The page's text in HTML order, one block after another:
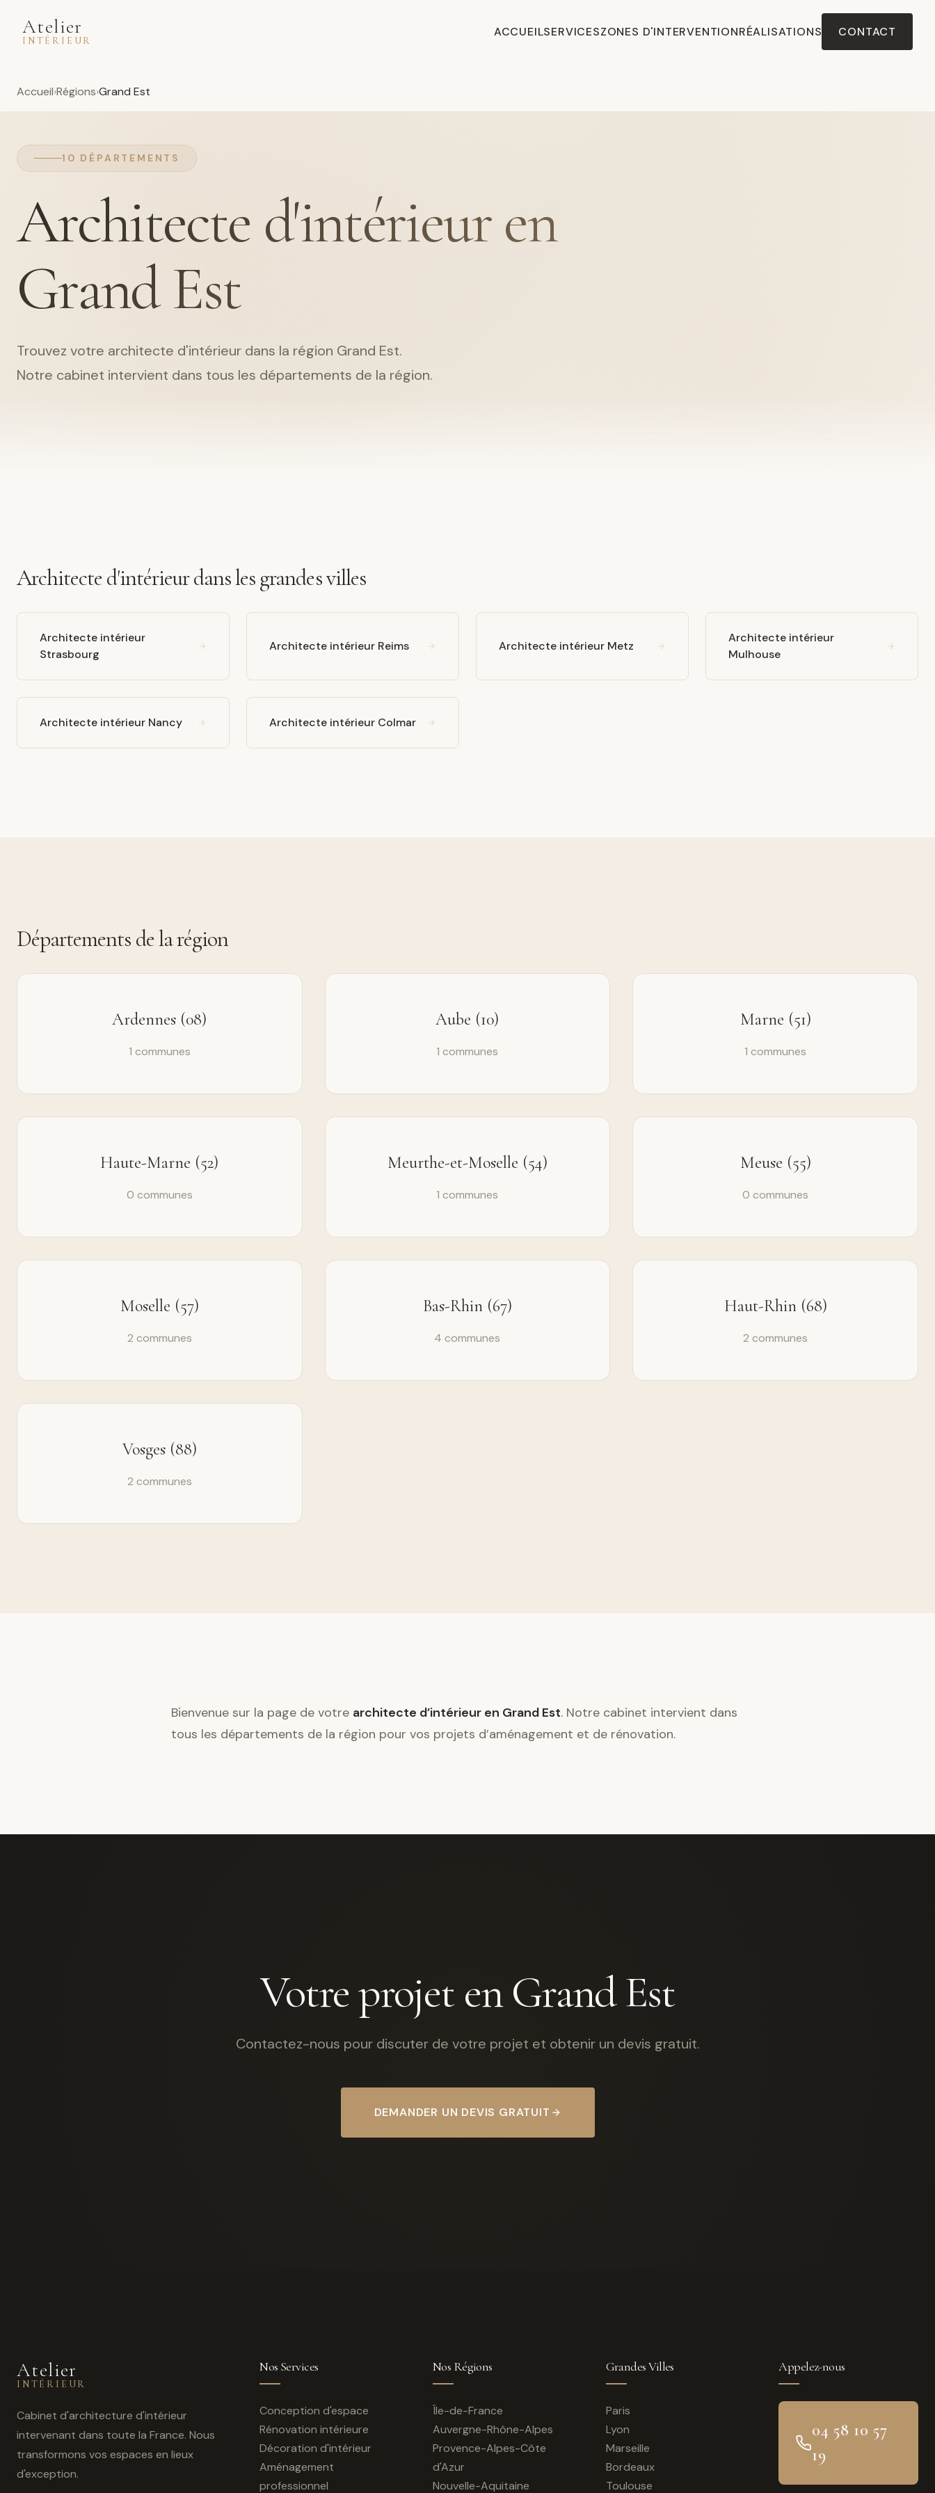
Atelier
INTÉRIEUR
ACCUEILSERVICESZONES D'INTERVENTIONRÉALISATIONS CONTACT
Accueil Régions Grand Est
10 DÉPARTEMENTS
Architecte d'intérieur en
Grand Est
Trouvez votre architecte d'intérieur dans la région Grand Est.
Notre cabinet intervient dans tous les départements de la région.
Architecte d'intérieur dans les grandes villes
Architecte intérieur
Strasbourg
Architecte intérieur Reims Architecte intérieur Metz
Architecte intérieur
Mulhouse
Architecte intérieur Nancy Architecte intérieur Colmar
Départements de la région
Ardennes (08)
1 communes
Aube (10)
1 communes
Marne (51)
1 communes
Haute-Marne (52)
0 communes
Meurthe-et-Moselle (54)
1 communes
Meuse (55)
0 communes
Moselle (57)
2 communes
Bas-Rhin (67)
4 communes
Haut-Rhin (68)
2 communes
Vosges (88)
2 communes
Bienvenue sur la page de votre architecte d’intérieur en Grand Est. Notre cabinet intervient dans
tous les départements de la région pour vos projets d’aménagement et de rénovation.
Votre projet en Grand Est
Contactez-nous pour discuter de votre projet et obtenir un devis gratuit.
DEMANDER UN DEVIS GRATUIT
Atelier
INTÉRIEUR
Cabinet d'architecture d'intérieur
intervenant dans toute la France. Nous
transformons vos espaces en lieux
d'exception.
Nos Services
Conception d'espace
Rénovation intérieure
Décoration d'intérieur
Aménagement
professionnel
Nos Régions
Île-de-France
Auvergne-Rhône-Alpes
Provence-Alpes-Côte
d'Azur
Nouvelle-Aquitaine
Grandes Villes
Paris
Lyon
Marseille
Bordeaux
Toulouse
Appelez-nous
04 58 10 57
19